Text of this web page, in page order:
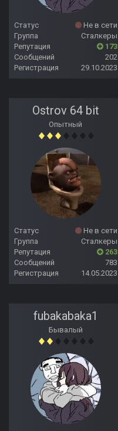
Статус
Не в сети
Группа
Сталкеры
Репутация
173
Сообщений
202
Регистрация
29.10.2023
Ostrov 64 bit
Опытный
Статус
Не в сети
Группа
Сталкеры
Репутация
263
Сообщений
783
Регистрация
14.05.2023
fubakabaka1
Бывалый